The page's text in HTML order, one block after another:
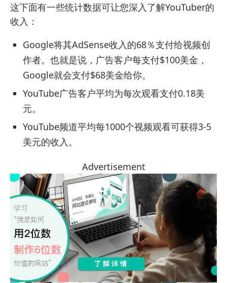
这下面有一些统计数据可让您深入了解YouTuber的
收入：
Google将其AdSense收入的68％支付给视频创
作者。也就是说，广告客户每支付$100美金，
Google就会支付$68美金给你。
YouTube广告客户平均为每次观看支付0.18美
元。
YouTube频道平均每1000个视频观看可获得3-5
美元的收入。
Advertisement